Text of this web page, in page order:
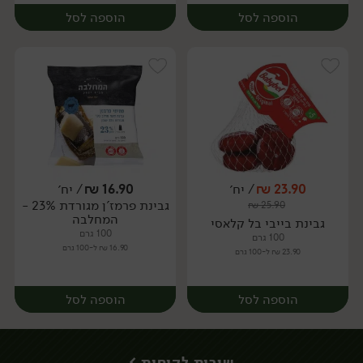
הוספה לסל
יח׳
הוספה לסל
יח׳
23.90
₪/ יח׳
25.90
₪
גבינת בייבי בל קלאסי
100 גרם
23.90 ₪ ל-100 גרם
הוספה לסל
16.90
₪/ יח׳
גבינת פרמז'ן מגורדת 23% -
המחלבה
100 גרם
16.90 ₪ ל-100 גרם
הוספה לסל